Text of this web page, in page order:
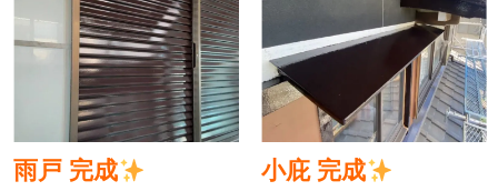
雨戸 完成 小庇 完成